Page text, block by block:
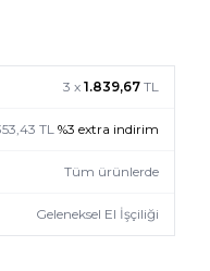
3 x 1.839,67 TL
TL %3 extra indirim
Tüm ürünlerde
Geleneksel El İşçiliği